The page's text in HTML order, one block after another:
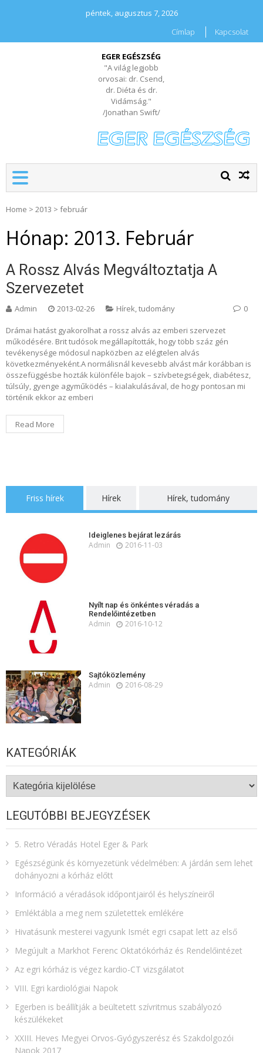
péntek, augusztus 7, 2026
Címlap
Kapcsolat
EGER EGÉSZSÉG
"A világ legjobb
orvosai: dr. Csend,
dr. Diéta és dr.
Vidámság."
/Jonathan Swift/
Home > 2013 > február
Hónap: 2013. Február
A Rossz Alvás Megváltoztatja A
Szervezetet
Admin 2013-02-26 Hírek, tudomány 0
Drámai hatást gyakorolhat a rossz alvás az emberi szervezet
működésére. Brit tudósok megállapították, hogy több száz gén
tevékenysége módosul napközben az elégtelen alvás
következményeként.A normálisnál kevesebb alvást már korábban is
összefüggésbe hozták különféle bajok – szívbetegségek, diabétesz,
túlsúly, gyenge agyműködés – kialakulásával, de hogy pontosan mi
történik ekkor az emberi
Read More
Friss hírek Hírek Hírek, tudomány
Ideiglenes bejárat lezárás
Admin 2016-11-03
Nyílt nap és önkéntes véradás a
Rendelőintézetben
Admin 2016-10-12
Sajtóközlemény
Admin 2016-08-29
KATEGÓRIÁK
Kategóriák
LEGUTÓBBI BEJEGYZÉSEK
5. Retro Véradás Hotel Eger & Park
Egészségünk és környezetünk védelmében: A járdán sem lehet
dohányozni a kórház előtt
Információ a véradások időpontjairól és helyszíneiről
Emléktábla a meg nem születettek emlékére​
Hivatásunk mesterei vagyunk Ismét egri csapat lett az első
Megújult a Markhot Ferenc Oktatókórház és Rendelőintézet
Az egri kórház is végez kardio-CT vizsgálatot
VIII. Egri kardiológiai Napok
Egerben is beállítják a beültetett szívritmus szabályozó
készülékeket
XXIII. Heves Megyei Orvos-Gyógyszerész és Szakdolgozói
Napok 2017